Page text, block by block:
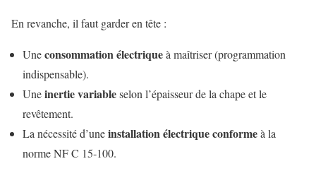
En revanche, il faut garder en tête :
Uneconsommation électriqueà maîtriser (programmation
indispensable).
Uneinertie variableselon l’épaisseur de la chape et le
revêtement.
La nécessité d’uneinstallation électrique conformeà la
norme NF C 15‑100.